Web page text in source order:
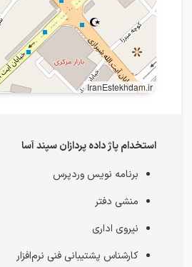
IranEstekhdam.ir
استخدام پاژ داده پردازان سپند آسا
برنامه نویس وردپرس
منشی دفتر
نیروی اداری
کارشناس پشتیبانی فنی نرم‌افزار